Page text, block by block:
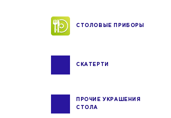
СТОЛОВЫЕ ПРИБОРЫ
СКАТЕРТИ
ПРОЧИЕ УКРАШЕНИЯ
СТОЛА